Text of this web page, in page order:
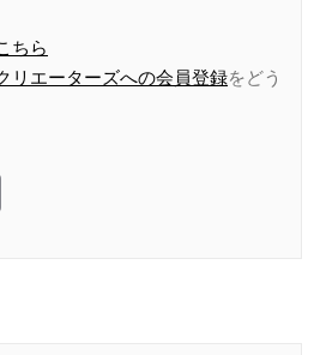
ちら
リエーターズへの会員登録をどう